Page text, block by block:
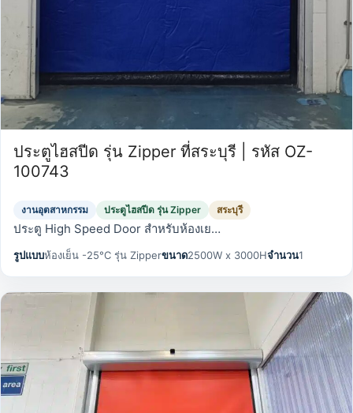
ประตูไฮสปีด รุ่น Zipper ที่สระบุรี | รหัส OZ-
100743
งานอุตสาหกรรม ประตูไฮสปีด รุ่น Zipper สระบุรี
ประตู High Speed Door สำหรับห้องเย…
รูปแบบห้องเย็น -25°C รุ่น Zipperขนาด2500W x 3000Hจำนวน1